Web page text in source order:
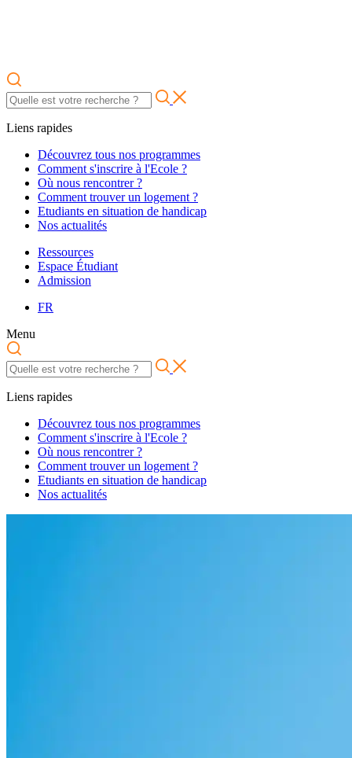
Liens rapides
Découvrez tous nos programmes
Comment s'inscrire à l'Ecole ?
Où nous rencontrer ?
Comment trouver un logement ?
Etudiants en situation de handicap
Nos actualités
Ressources
Espace Étudiant
Admission
FR
Menu
Liens rapides
Découvrez tous nos programmes
Comment s'inscrire à l'Ecole ?
Où nous rencontrer ?
Comment trouver un logement ?
Etudiants en situation de handicap
Nos actualités